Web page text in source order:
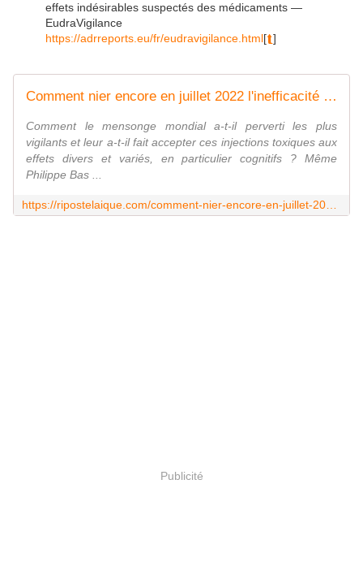
effets indésirables suspectés des médicaments —
EudraVigilance
https://adrreports.eu/fr/eudravigilance.html[⮬]
Comment nier encore en juillet 2022 l'inefficacité et le danger des pseudo-vaccins?
Comment le mensonge mondial a-t-il perverti les plus
vigilants et leur a-t-il fait accepter ces injections toxiques aux
effets divers et variés, en particulier cognitifs ? Même
Philippe Bas ...
Publicité